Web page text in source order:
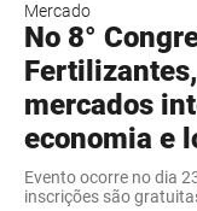
Mercado
No 8°
mercados
economia e
Evento ocorre no dia
inscrições são